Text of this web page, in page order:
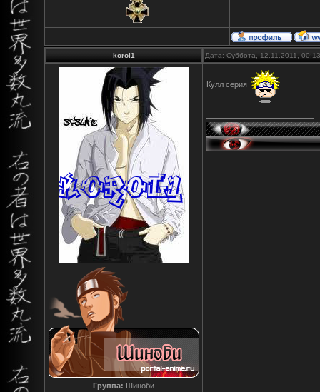
korol1 Дата: Суббота, 12.11.2011,
Группа: Шиноби
Кулл серия